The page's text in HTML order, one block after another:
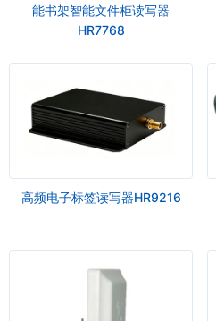
能书架智能文件柜读写器
HR7768
高频电子标签读写器HR9216